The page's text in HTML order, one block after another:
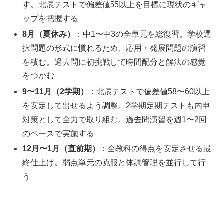
す。北辰テストで偏差値55以上を目標に現状のギャ
ップを把握する
8月（夏休み）
：中1〜中3の全単元を総復習。学校選
択問題の形式に慣れるため、応用・発展問題の演習
を積む。過去問に初挑戦して時間配分と解法の感覚
をつかむ
9〜11月（2学期）
：北辰テストで偏差値58〜60以上
を安定して出せるよう調整。2学期定期テストも内申
対策として全力で取り組む。過去問演習を週1〜2回
のペースで実施する
12月〜1月（直前期）
：全教科の得点を安定させる最
終仕上げ。弱点単元の克服と体調管理を並行して行
う